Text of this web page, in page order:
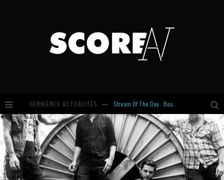
DERNIÈRES ACTUALITÉS
Russian Circles share « Empath » & « Eluvial » singles. Same Language. Different Damage.
Hardcore, Actually. Meet Cút Lộn
Introducing Newcomer : Gudewife